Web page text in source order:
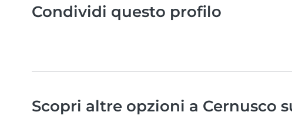
Condividi questo profilo
Scopri altre opzioni a Cernusco